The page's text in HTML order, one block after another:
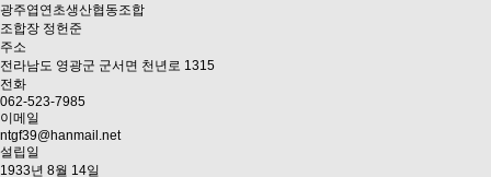
광주엽연초생산협동조합
조합장 정헌준
주소
전라남도 영광군 군서면 천년로 1315
전화
062-523-7985
이메일
ntgf39@hanmail.net
설립일
1933년 8월 14일